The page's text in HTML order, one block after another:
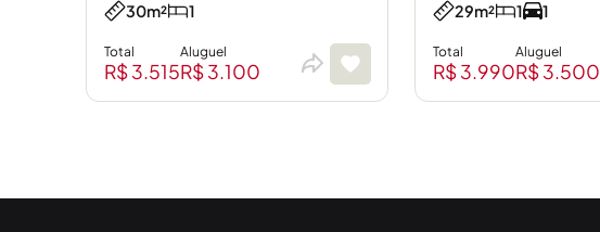
30m² 1
Total
R$ 3.515
Aluguel
R$ 3.100
29m² 1 1
Total
R$ 3.990
Aluguel
R$ 3.500